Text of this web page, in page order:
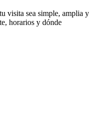
visita sea simple, amplia y
horarios y dónde